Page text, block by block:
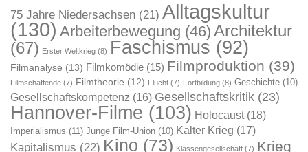
75 Jahre Niedersachsen (21) Alltagskultur
(130) Arbeiterbewegung (46) Architektur
(67) Erster Weltkrieg (8) Faschismus (92)
Filmanalyse (13) Filmkomödie (15) Filmproduktion (39)
Filmschaffende (7) Filmtheorie (12) Flucht (7) Fortbildung (8) Geschichte (10)
Gesellschaftskompetenz (16) Gesellschaftskritik (23)
Hannover-Filme (103) Holocaust(18)
Imperialismus (11) Junge Film-Union (10) Kalter Krieg (17)
Kapitalismus (22) Kino (73) Klassengesellschaft (7) Krieg